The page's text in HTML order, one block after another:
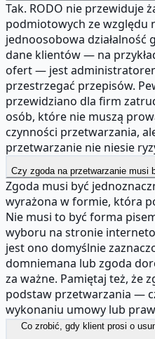
Tak. RODO nie przewiduje
podmiotowych ze względu
jednoosobowa działalność
dane klientów — na
ofert — jest
przestrzegać przepisów.
przewidziano dla firm
osób, które nie muszą
czynności przetwarzania,
przetwarzanie nie niesie
Czy zgoda na przetwarzanie musi
Zgoda musi być
wyrażona w formie, która
Nie musi to być forma
wyboru na stronie
jest ono domyślnie
domniemana lub zgoda
za ważne. Pamiętaj też, że
podstaw przetwarzania —
wykonaniu umowy lub
Co zrobić, gdy klient prosi o